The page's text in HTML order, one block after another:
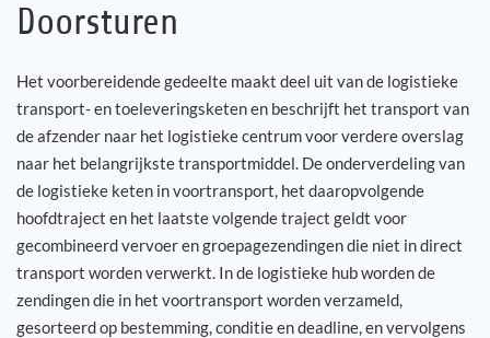
Software
Support & Service
Onderneming
Jouw carrière
Doorsturen
Het voorbereidende gedeelte maakt deel uit van de logistieke
transport- en toeleveringsketen en beschrijft het transport van
de afzender naar het logistieke centrum voor verdere overslag
naar het belangrijkste transportmiddel. De onderverdeling van
de logistieke keten in voortransport, het daaropvolgende
hoofdtraject en het laatste volgende traject geldt voor
gecombineerd vervoer en groepagezendingen die niet in direct
transport worden verwerkt. In de logistieke hub worden de
zendingen die in het voortransport worden verzameld,
gesorteerd op bestemming, conditie en deadline, en vervolgens